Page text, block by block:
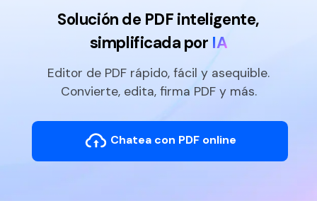
Solución de PDF inteligente,
simplificada por IA
Editor de PDF rápido, fácil y asequible.
Convierte, edita, firma PDF y más.
Chatea con PDF online